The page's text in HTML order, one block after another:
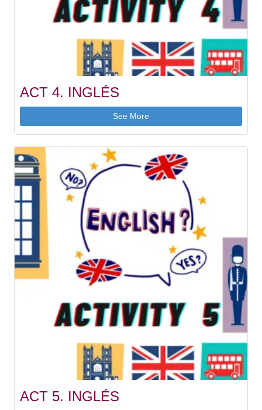
ACT 4. INGLÉS
See More
ACT 5. INGLÉS